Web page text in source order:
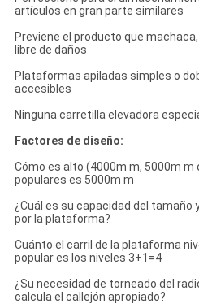
artículos en gran parte similares
Previene el producto que
libre de daños
Plataformas apiladas simples o
accesibles
Ninguna carretilla elevadora
Factores de diseño:
Cómo es alto (4000m m, 5000m m
populares es 5000m m
¿Cuál es su capacidad del tamaño
por la plataforma?
Cuánto el carril de la plataforma
popular es los niveles 3+1=4
¿Su necesidad de torneado del
calcula el callejón apropiado?